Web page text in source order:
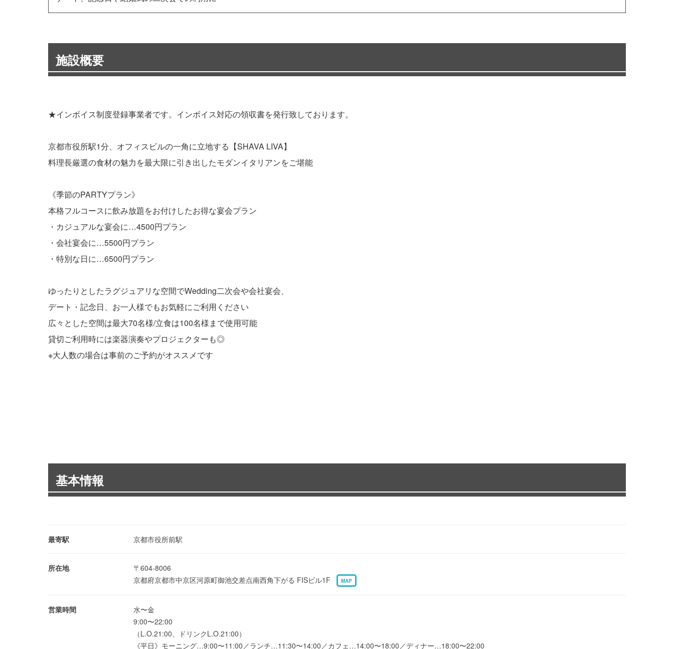
施設概要
★インボイス制度登録事業者です。インボイス対応の領収書を発行致しております。
京都市役所駅1分、オフィスビルの一角に立地する【SHAVA LIVA】
料理長厳選の食材の魅力を最大限に引き出したモダンイタリアンをご堪能
《季節のPARTYプラン》
本格フルコースに飲み放題をお付けしたお得な宴会プラン
・カジュアルな宴会に…4500円プラン
・会社宴会に…5500円プラン
・特別な日に…6500円プラン
ゆったりとしたラグジュアリな空間でWedding二次会や会社宴会、
デート・記念日、お一人様でもお気軽にご利用ください
広々とした空間は最大70名様/立食は100名様まで使用可能
貸切ご利用時には楽器演奏やプロジェクターも◎
※大人数の場合は事前のご予約がオススメです
基本情報
最寄駅 京都市役所前駅
所在地
〒604-8006
京都府京都市中京区河原町御池交差点南西角下がる FISビル1F
MAP
営業時間
水〜金
9:00〜22:00
（L.O.21:00、ドリンクL.O.21:00）
《平日》モーニング…9:00〜11:00／ランチ…11:30〜14:00／カフェ…14:00〜18:00／ディナー…18:00〜22:00